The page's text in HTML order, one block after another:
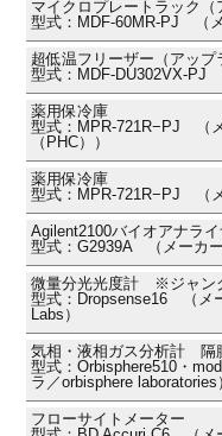
マイクロプレートラック（
型式：MDF-60MR-PJ （メ
超低温フリーザー（アップ
型式：MDF-DU302VX-PJ
薬用保冷庫
型式：MPR-721R−PJ （
（PHC））
薬用保冷庫
型式：MPR-721R−PJ （
Agilent2100バイオアナラ
型式：G2939A （メーカ
微量分光光度計 ※ジャン
型式：Dropsense16 （メ
Labs）
気相・液相ガス分析計 隔
型式：Orbisphere510・
ラ／orbisphere laboratories
フローサイトメーター